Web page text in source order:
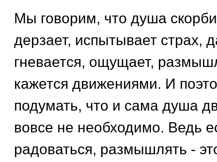
Мы говорим, что душа
дерзает, испытывает страх,
гневается, ощущает,
кажется движениями. И
подумать, что и сама душа
вовсе не необходимо. Ведь
радоваться, размышлять -